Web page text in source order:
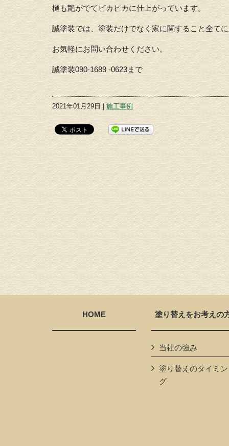
樋も艶がでてピカピカに仕上がっています。
誠塗装では、塗装だけでなく家に関すること全て
お気軽にお問い合わせください。
誠塗装090-1689 -0623まで
2021年01月29日 | 施工事例
HOME 塗り替えをお考えの
当社の強み
塗り替えのタイミン
グ